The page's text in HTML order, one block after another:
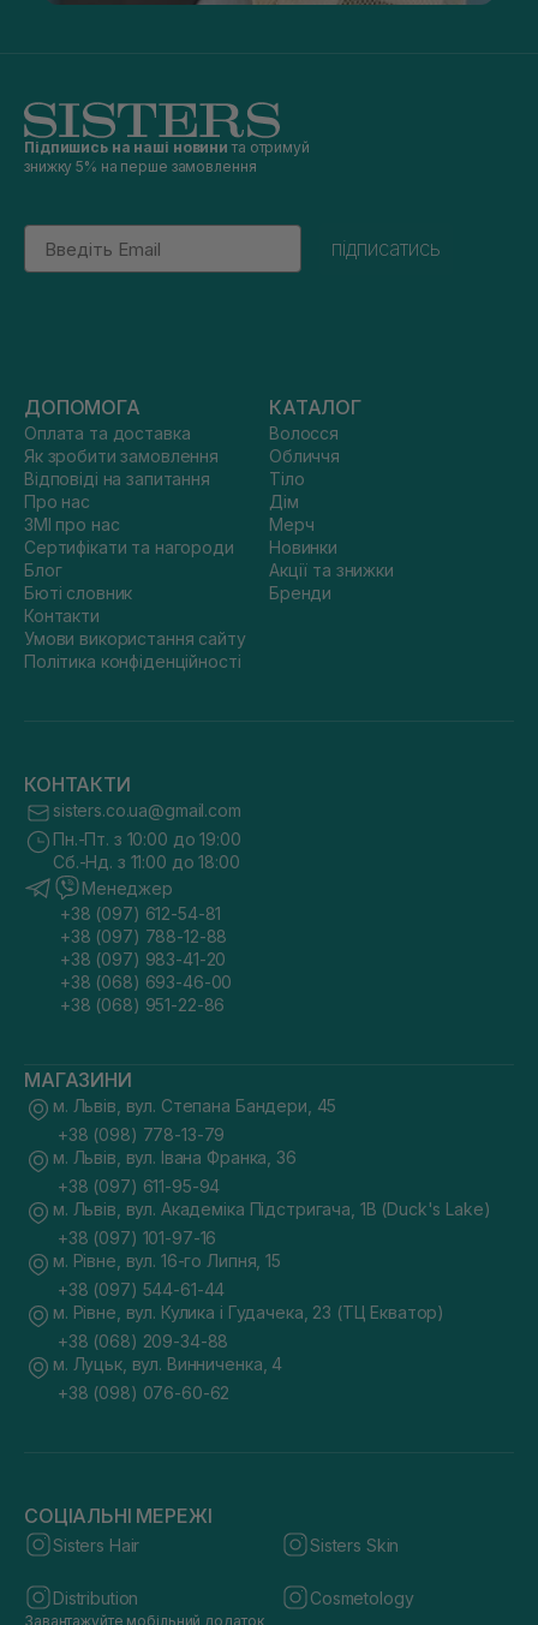
Підпишись на наші новини та отримуй
знижку 5% на перше замовлення
Email
підписатись
ДОПОМОГА
Оплата та доставка
Як зробити замовлення
Відповіді на запитання
Про нас
ЗМІ про нас
Сертифікати та нагороди
Блог
Бюті словник
Контакти
Умови використання сайту
Політика конфіденційності
КАТАЛОГ
Волосся
Обличчя
Тіло
Дім
Мерч
Новинки
Акції та знижки
Бренди
КОНТАКТИ
sisters.co.ua@gmail.com
Пн.-Пт. з 10:00 до 19:00
Сб.-Нд. з 11:00 до 18:00
Менеджер
+38 (097) 612-54-81
+38 (097) 788-12-88
+38 (097) 983-41-20
+38 (068) 693-46-00
+38 (068) 951-22-86
МАГАЗИНИ
м. Львів, вул. Степана Бандери, 45
+38 (098) 778-13-79
м. Львів, вул. Івана Франка, 36
+38 (097) 611-95-94
м. Львів, вул. Академіка Підстригача, 1В (Duck's Lake)
+38 (097) 101-97-16
м. Рівне, вул. 16-го Липня, 15
+38 (097) 544-61-44
м. Рівне, вул. Кулика і Гудачека, 23 (ТЦ Екватор)
+38 (068) 209-34-88
м. Луцьк, вул. Винниченка, 4
+38 (098) 076-60-62
СОЦІАЛЬНІ МЕРЕЖІ
Sisters Hair Sisters Skin
Distribution Cosmetology
Завантажуйте мобільний додаток